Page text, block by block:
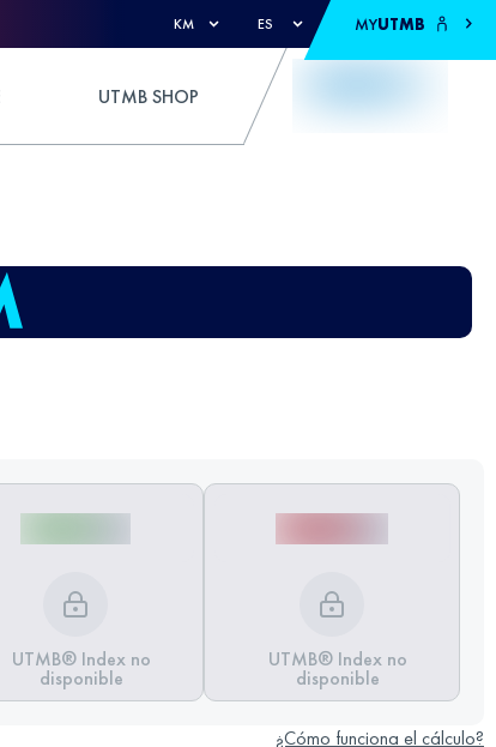
KM ES MYUTMB
UTMB SHOP
UTMB® Index no
disponible
UTMB® Index no
disponible
¿Cómo funciona el cálculo?